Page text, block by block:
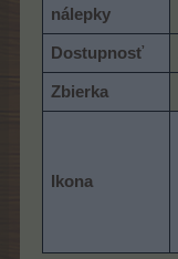
nálepky
Dostupnosť
Zbierka
Ikona